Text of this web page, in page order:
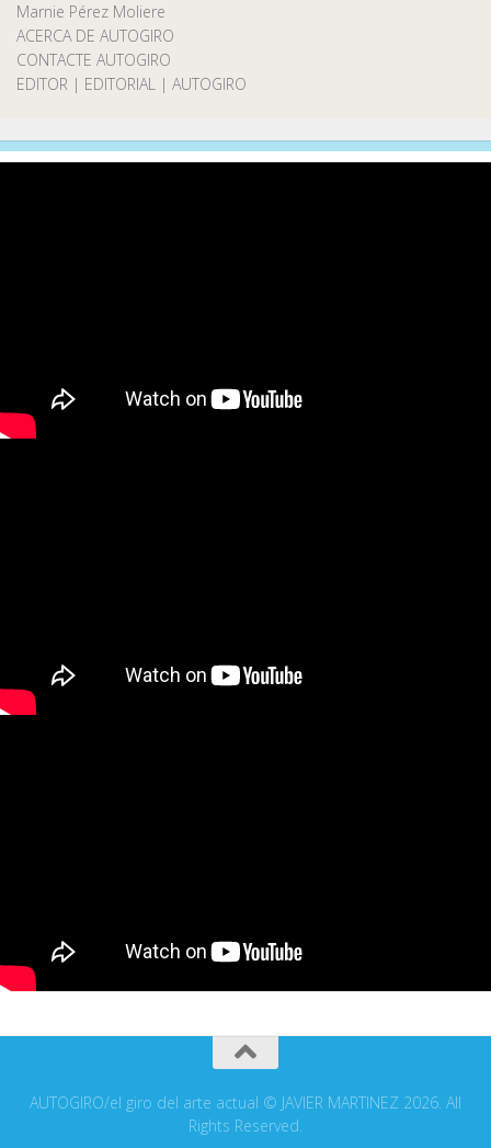
Marnie Pérez Moliere
ACERCA DE AUTOGIRO
CONTACTE AUTOGIRO
EDITOR | EDITORIAL | AUTOGIRO
AUTOGIRO/el giro del arte actual © JAVIER MARTINEZ 2026. All
Rights Reserved.